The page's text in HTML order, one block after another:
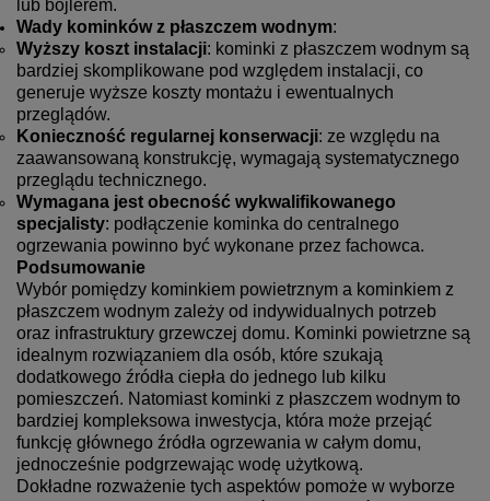
lub bojlerem.
Wady kominków z płaszczem wodnym:
Wyższy koszt instalacji: kominki z płaszczem wodnym są
bardziej skomplikowane pod względem instalacji, co
generuje wyższe koszty montażu i ewentualnych
przeglądów.
Konieczność regularnej konserwacji: ze względu na
zaawansowaną konstrukcję, wymagają systematycznego
przeglądu technicznego.
Wymagana jest obecność wykwalifikowanego
specjalisty: podłączenie kominka do centralnego
ogrzewania powinno być wykonane przez fachowca.
Podsumowanie
Wybór pomiędzy kominkiem powietrznym a kominkiem z
płaszczem wodnym zależy od indywidualnych potrzeb
oraz infrastruktury grzewczej domu. Kominki powietrzne są
idealnym rozwiązaniem dla osób, które szukają
dodatkowego źródła ciepła do jednego lub kilku
pomieszczeń. Natomiast kominki z płaszczem wodnym to
bardziej kompleksowa inwestycja, która może przejąć
funkcję głównego źródła ogrzewania w całym domu,
jednocześnie podgrzewając wodę użytkową.
Dokładne rozważenie tych aspektów pomoże w wyborze